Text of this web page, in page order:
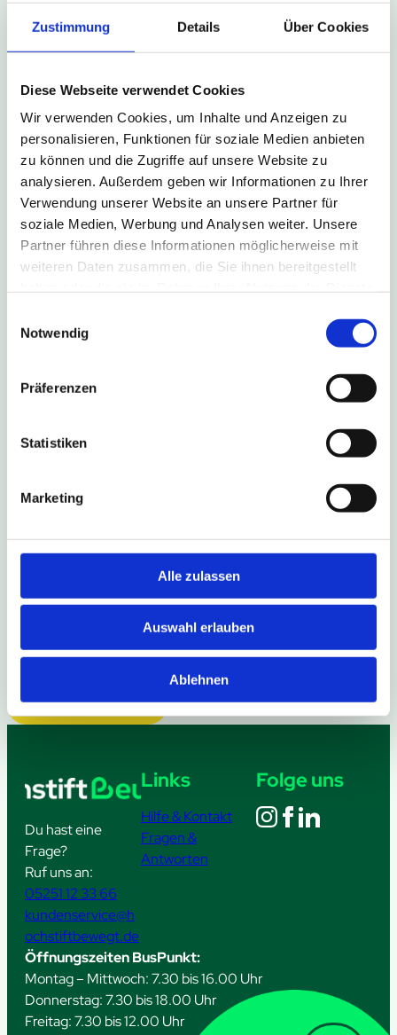
Zustimmung Details Über Cookies
Diese Webseite verwendet Cookies
Wir verwenden Cookies, um Inhalte und Anzeigen zu
personalisieren, Funktionen für soziale Medien anbieten
zu können und die Zugriffe auf unsere Website zu
analysieren. Außerdem geben wir Informationen zu Ihrer
Verwendung unserer Website an unsere Partner für
soziale Medien, Werbung und Analysen weiter. Unsere
Partner führen diese Informationen möglicherweise mit
weiteren Daten zusammen, die Sie ihnen bereitgestellt
Notwendig
Präferenzen
Statistiken
Marketing
Alle zulassen
Auswahl erlauben
Ablehnen
Kurze Umleitung in Bad Driburg-
Im Rahmen des Schützenfestes in Bad Driburg-
Neuenheerse kommt es am Wochenende zu
kurzzeitigen Sperrungen der Haltestellen
Neuenheerse Siedlung und Neuenheerse Kiche.
Weitere Infos
B1-Sperrung führt zu Umleitung
Aufgrund einer Fahrbahn-Sanierung ist die B1 in
Fahrtrichtung Salzkotten vom 6. August bis zum
16. Oktober 2026 gesperrt. Die Linien S90, 490,
eine Umleitungsstrecke.
Weitere Infos
Weitere Meldungen
Du hast eine
Frage?
Ruf uns an:
05251 12 33 66
kundenservice@h
ochstiftbewegt.de
Links
Hilfe & Kontakt
Fragen &
Antworten
Folge uns
Öffnungszeiten BusPunkt:
Montag – Mittwoch: 7.30 bis 16.00 Uhr
Donnerstag: 7.30 bis 18.00 Uhr
Freitag: 7.30 bis 12.00 Uhr